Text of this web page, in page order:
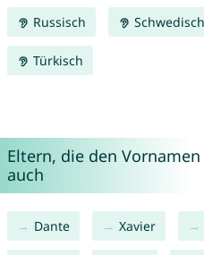
Russisch Schwedisch
Türkisch
Eltern, die den
auch
Dante Xavier